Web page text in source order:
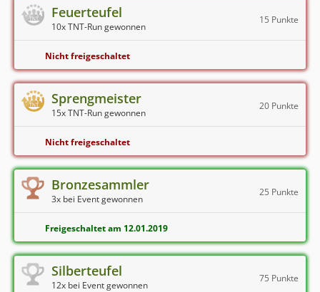
Feuerteufel
10x TNT-Run gewonnen
15 Punkte
Nicht freigeschaltet
Sprengmeister
15x TNT-Run gewonnen
20 Punkte
Nicht freigeschaltet
Bronzesammler
3x bei Event gewonnen
25 Punkte
Freigeschaltet am 12.01.2019
Silberteufel
12x bei Event gewonnen
75 Punkte